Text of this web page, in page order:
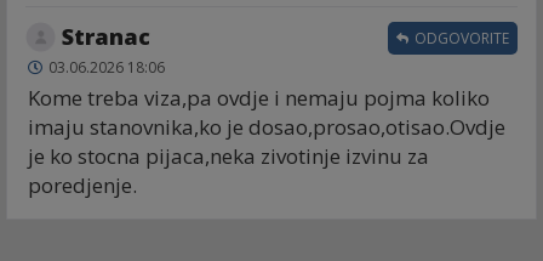
Stranac
03.06.2026 18:06
Kome treba viza,pa ovdje i nemaju pojma koliko
imaju stanovnika,ko je dosao,prosao,otisao.Ovdje
je ko stocna pijaca,neka zivotinje izvinu za
poredjenje.
ODGOVORITE